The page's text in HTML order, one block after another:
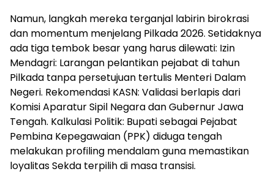
​Namun, langkah mereka terganjal labirin birokrasi
dan momentum menjelang Pilkada 2026. Setidaknya
ada tiga tembok besar yang harus dilewati: Izin
Mendagri: Larangan pelantikan pejabat di tahun
Pilkada tanpa persetujuan tertulis Menteri Dalam
Negeri. ​Rekomendasi KASN: Validasi berlapis dari
Komisi Aparatur Sipil Negara dan Gubernur Jawa
Tengah. ​Kalkulasi Politik: Bupati sebagai Pejabat
Pembina Kepegawaian (PPK) diduga tengah
melakukan profiling mendalam guna memastikan
loyalitas Sekda terpilih di masa transisi.